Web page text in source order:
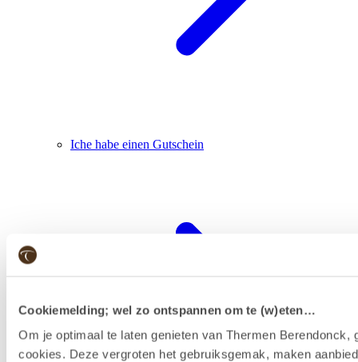
Cookiemelding; wel zo ontspannen om te (w)eten…
Om je optimaal te laten genieten van Thermen Berendonck,
cookies. Deze vergroten het gebruiksgemak, maken
Iche habe einen Gutschein